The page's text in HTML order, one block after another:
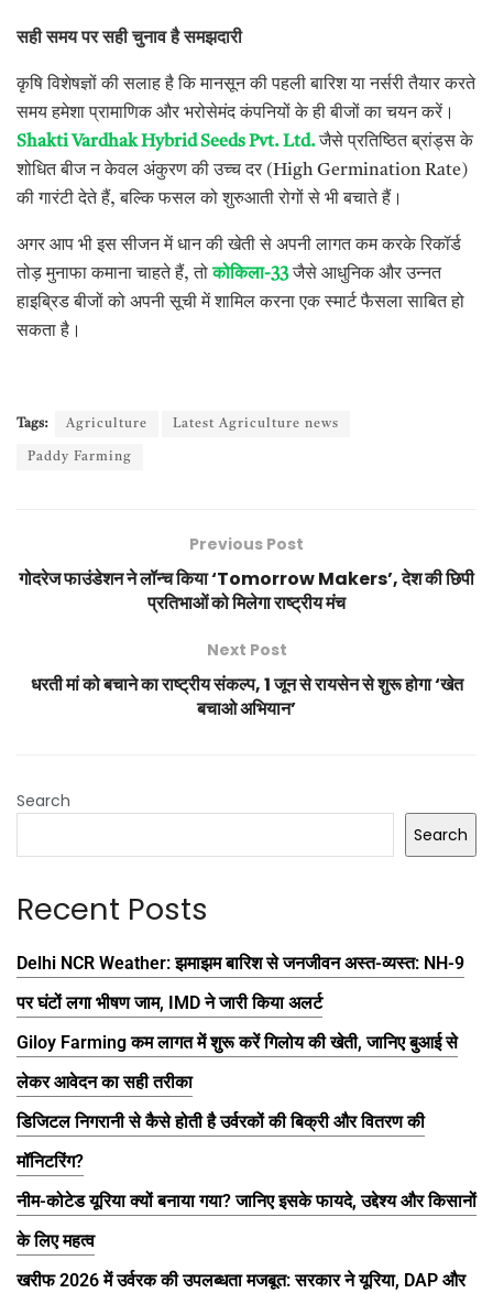
सही समय पर सही चुनाव है समझदारी
कृषि विशेषज्ञों की सलाह है कि मानसून की पहली बारिश या नर्सरी तैयार करते
समय हमेशा प्रामाणिक और भरोसेमंद कंपनियों के ही बीजों का चयन करें।
Shakti Vardhak Hybrid Seeds Pvt. Ltd.जैसे प्रतिष्ठित ब्रांड्स के
शोधित बीज न केवल अंकुरण की उच्च दर (High Germination Rate)
की गारंटी देते हैं, बल्कि फसल को शुरुआती रोगों से भी बचाते हैं।
अगर आप भी इस सीजन में धान की खेती से अपनी लागत कम करके रिकॉर्ड
तोड़ मुनाफा कमाना चाहते हैं, तोकोकिला-33जैसे आधुनिक और उन्नत
हाइब्रिड बीजों को अपनी सूची में शामिल करना एक स्मार्ट फैसला साबित हो
सकता है।
Tags: Agriculture Latest Agriculture news
Paddy Farming
Previous Post
गोदरेज फाउंडेशन ने लॉन्च किया ‘Tomorrow Makers’, देश की छिपी
प्रतिभाओं को मिलेगा राष्ट्रीय मंच
Next Post
धरती मां को बचाने का राष्ट्रीय संकल्प, 1 जून से रायसेन से शुरू होगा ‘खेत
बचाओ अभियान’
Search
Search
Recent Posts
Delhi NCR Weather: झमाझम बारिश से जनजीवन अस्त-व्यस्त: NH-9
पर घंटों लगा भीषण जाम, IMD ने जारी किया अलर्ट
Giloy Farming कम लागत में शुरू करें गिलोय की खेती, जानिए बुआई से
लेकर आवेदन का सही तरीका
डिजिटल निगरानी से कैसे होती है उर्वरकों की बिक्री और वितरण की
मॉनिटरिंग?
नीम-कोटेड यूरिया क्यों बनाया गया? जानिए इसके फायदे, उद्देश्य और किसानों
के लिए महत्व
खरीफ 2026 में उर्वरक की उपलब्धता मजबूत: सरकार ने यूरिया, DAP और